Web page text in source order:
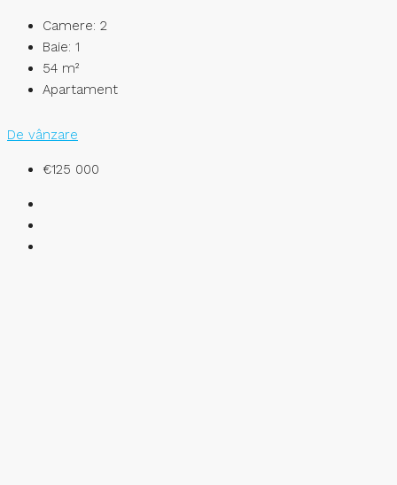
Camere: 2
Baie: 1
54 m²
Apartament
De vânzare
€125 000